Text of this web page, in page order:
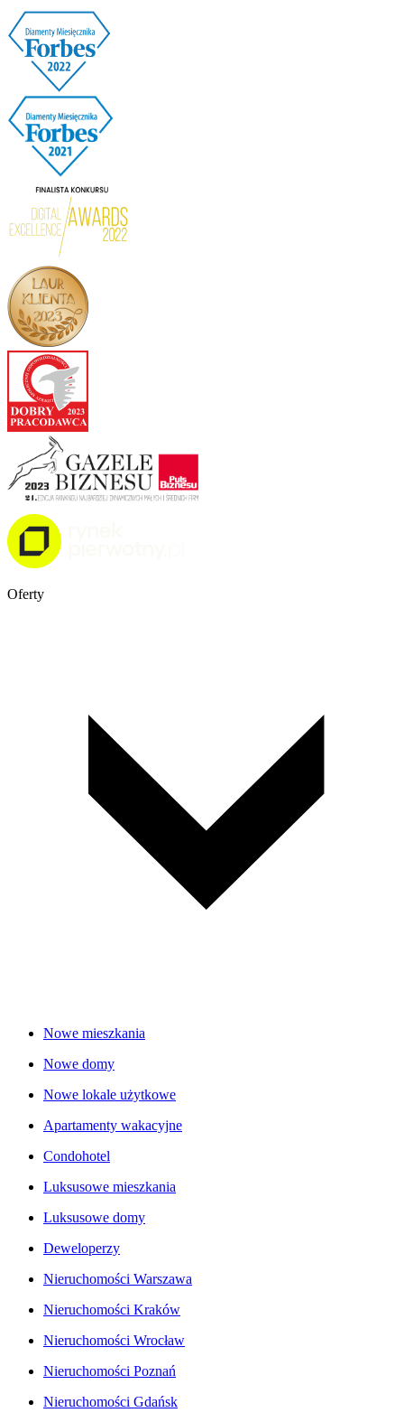
Oferty
Nowe mieszkania
Nowe domy
Nowe lokale użytkowe
Apartamenty wakacyjne
Condohotel
Luksusowe mieszkania
Luksusowe domy
Deweloperzy
Nieruchomości Warszawa
Nieruchomości Kraków
Nieruchomości Wrocław
Nieruchomości Poznań
Nieruchomości Gdańsk